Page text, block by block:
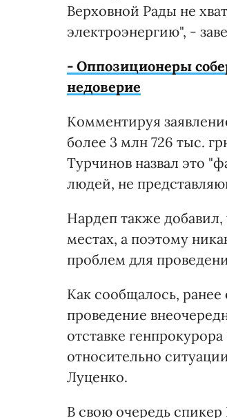
Верховной Рады не
электроэнергию", -
- Оппозиционеры
недоверие
Комментируя
более 3 млн 726 тыс.
Турчинов назвал это
людей, не
Нардеп также добавил,
местах, а поэтому
проблем для
Как сообщалось, ранее
проведение
отставке
относительно
Луценко.
В свою очередь